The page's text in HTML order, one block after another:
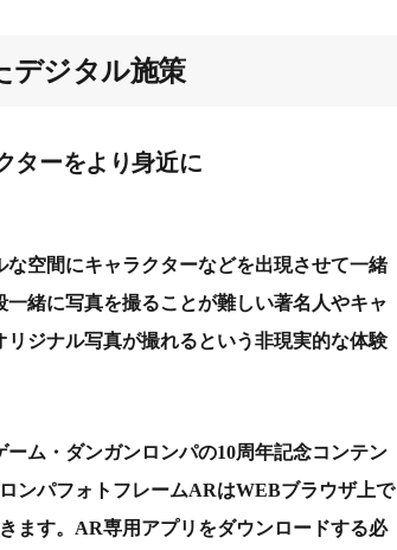
デジタル施策
ターをより身近に
空間にキャラクターなどを出現させて一緒
緒に写真を撮ることが難しい著名人やキャ
ジナル写真が撮れるという非現実的な体験
ム・ダンガンロンパの10周年記念コンテン
ンパフォトフレームARはWEBブラウザ上で
ます。AR専用アプリをダウンロードする必